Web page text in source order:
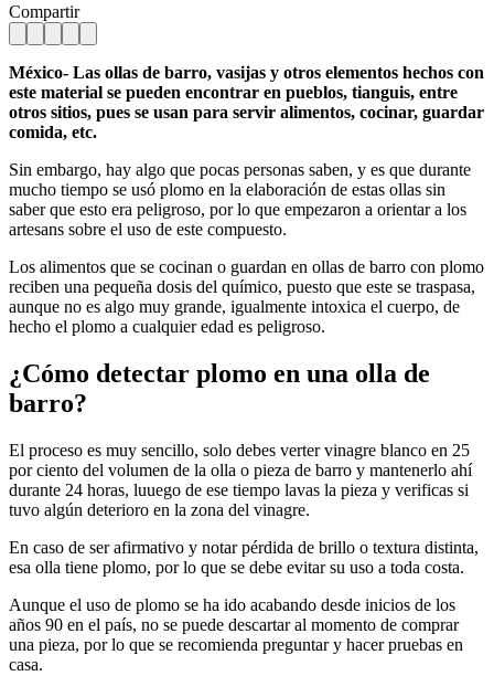
Compartir
México- Las ollas de barro, vasijas y otros elementos hechos con
este material se pueden encontrar en pueblos, tianguis, entre
otros sitios, pues se usan para servir alimentos, cocinar, guardar
comida, etc.
Sin embargo, hay algo que pocas personas saben, y es que durante
mucho tiempo se usó plomo en la elaboración de estas ollas sin
saber que esto era peligroso, por lo que empezaron a orientar a los
artesans sobre el uso de este compuesto.
Los alimentos que se cocinan o guardan en ollas de barro con plomo
reciben una pequeña dosis del químico, puesto que este se traspasa,
aunque no es algo muy grande, igualmente intoxica el cuerpo, de
hecho el plomo a cualquier edad es peligroso.
¿Cómo detectar plomo en una olla de
barro?
El proceso es muy sencillo, solo debes verter vinagre blanco en 25
por ciento del volumen de la olla o pieza de barro y mantenerlo ahí
durante 24 horas, luuego de ese tiempo lavas la pieza y verificas si
tuvo algún deterioro en la zona del vinagre.
En caso de ser afirmativo y notar pérdida de brillo o textura distinta,
esa olla tiene plomo, por lo que se debe evitar su uso a toda costa.
Aunque el uso de plomo se ha ido acabando desde inicios de los
años 90 en el país, no se puede descartar al momento de comprar
una pieza, por lo que se recomienda preguntar y hacer pruebas en
casa.